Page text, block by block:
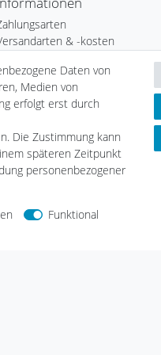
& -kosten
Liste
Katalog
CHECK E-Mobilität Installation
Serviceprotokoll
Serviceprotokoll
Daten von
Medien von
erfolgt erst durch
Die Zustimmung kann
späteren Zeitpunkt
personenbezogener
Funktional